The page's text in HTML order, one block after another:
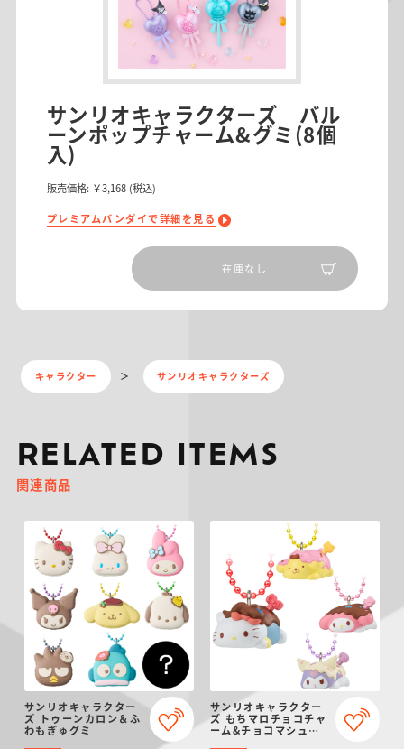
サンリオキャラクターズ バル
ーンポップチャーム&グミ(8個
入)
販売価格: ￥3,168 (税込)
プレミアムバンダイで詳細を見る
在庫なし
キャラクター サンリオキャラクターズ
RELATED ITEMS
関連商品
サンリオキャラクター
ズ トゥーンカロン＆ふ
わもぎゅグミ
サンリオキャラクター
ズ もちマロチョコチャ
ーム&チョコマシュマ